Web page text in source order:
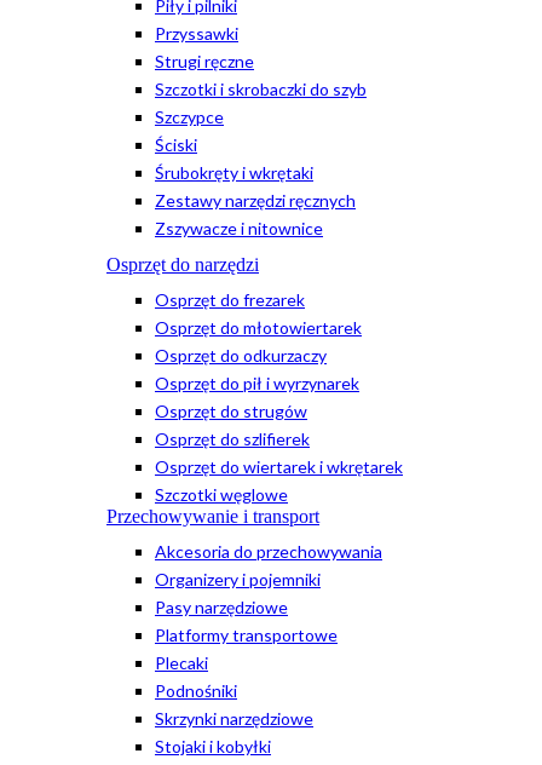
Piły i pilniki
Przyssawki
Strugi ręczne
Szczotki i skrobaczki do szyb
Szczypce
Ściski
Śrubokręty i wkrętaki
Zestawy narzędzi ręcznych
Zszywacze i nitownice
Osprzęt do narzędzi
Osprzęt do frezarek
Osprzęt do młotowiertarek
Osprzęt do odkurzaczy
Osprzęt do pił i wyrzynarek
Osprzęt do strugów
Osprzęt do szlifierek
Osprzęt do wiertarek i wkrętarek
Szczotki węglowe
Przechowywanie i transport
Akcesoria do przechowywania
Organizery i pojemniki
Pasy narzędziowe
Platformy transportowe
Plecaki
Podnośniki
Skrzynki narzędziowe
Stojaki i kobyłki